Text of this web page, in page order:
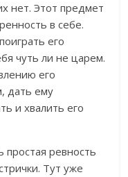
нет. Этот предмет
в себе.
его
чуть ли не царем.
его
дать ему
и хвалить его
ревность
Тут уже